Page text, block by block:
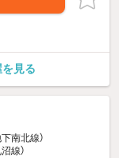
見る
下南北線）
線）